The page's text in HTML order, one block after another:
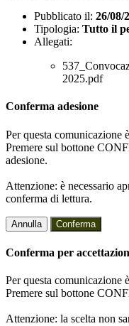
Pubblicato il: 26/08/
Tipologia: Tutto il
Allegati:
2025.pdf
Conferma adesione
Per questa comunicazione
Premere sul bottone
adesione.
Attenzione: è necessario
conferma di lettura.
Annulla Conferma
Conferma per
Per questa comunicazione
Premere sul bottone
Attenzione: la scelta non